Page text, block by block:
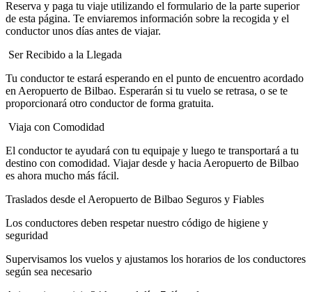
Reserva y paga tu viaje utilizando el formulario de la parte superior
de esta página. Te enviaremos información sobre la recogida y el
conductor unos días antes de viajar.
Ser Recibido a la Llegada
Tu conductor te estará esperando en el punto de encuentro acordado
en Aeropuerto de Bilbao. Esperarán si tu vuelo se retrasa, o se te
proporcionará otro conductor de forma gratuita.
Viaja con Comodidad
El conductor te ayudará con tu equipaje y luego te transportará a tu
destino con comodidad. Viajar desde y hacia Aeropuerto de Bilbao
es ahora mucho más fácil.
Traslados desde el Aeropuerto de Bilbao Seguros y Fiables
Los conductores deben respetar nuestro código de higiene y
seguridad
Supervisamos los vuelos y ajustamos los horarios de los conductores
según sea necesario